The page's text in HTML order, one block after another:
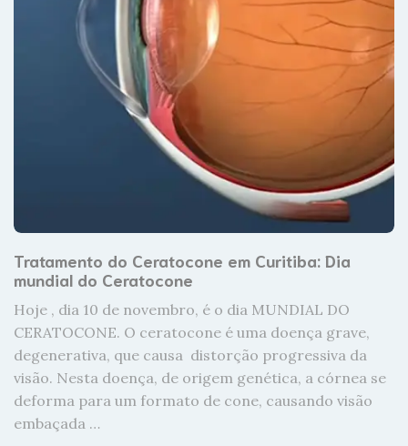
Tratamento do Ceratocone em Curitiba: Dia
mundial do Ceratocone
Hoje , dia 10 de novembro, é o dia MUNDIAL DO
CERATOCONE. O ceratocone é uma doença grave,
degenerativa, que causa distorção progressiva da
visão. Nesta doença, de origem genética, a córnea se
deforma para um formato de cone, causando visão
embaçada …